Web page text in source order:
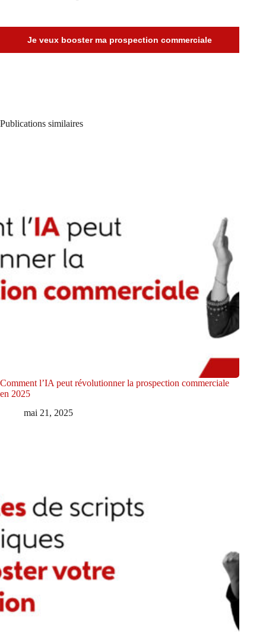
Je veux booster ma prospection commerciale
Publications similaires
Comment l’IA peut révolutionner la prospection commerciale
en 2025
mai 21, 2025